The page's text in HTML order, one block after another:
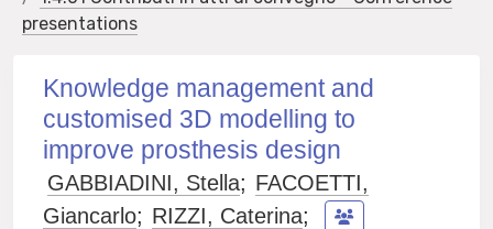
presentations
Knowledge management and
customised 3D modelling to
improve prosthesis design
GABBIADINI, Stella; FACOETTI,
Giancarlo; RIZZI, Caterina;